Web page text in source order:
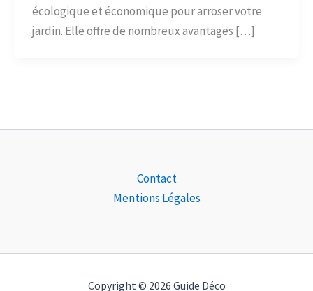
écologique et économique pour arroser votre
jardin. Elle offre de nombreux avantages […]
Contact
Mentions Légales
Copyright © 2026 Guide Déco